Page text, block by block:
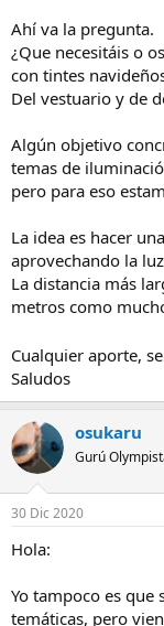
e
l
t
e
m
i
o
Ahí va la pregunta.
¿Que necesitáis o
con tintes
Del vestuario y de
Algún objetivo
temas de
pero para eso
La idea es hacer
aprovechando la
La distancia más
metros como
Cualquier aporte,
Saludos
osukaru
Gurú
30 Dic 2020
Hola:
Yo tampoco es que
temáticas, pero